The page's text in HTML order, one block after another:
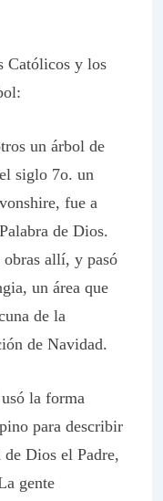
Católicos y los
un árbol de
siglo 7o. un
fue a
de Dios.
obras allí, y pasó
un área que
de la
de Navidad.
la forma
para describir
Dios el Padre,
gente